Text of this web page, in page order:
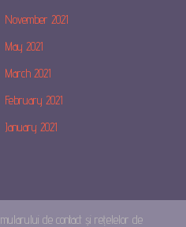
November 2021
May 2021
March 2021
February 2021
January 2021
de contact și rețelelor de